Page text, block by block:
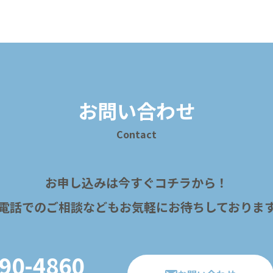
お問い合わせ
Contact
お申し込みは今すぐコチラから！
話でのご相談などもお気軽にお待ちしておりま
4860